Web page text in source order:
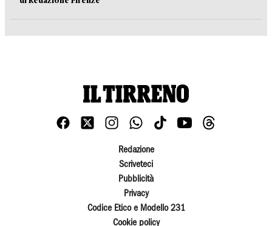
Redazione
Scriveteci
Pubblicità
Privacy
Codice Etico e Modello 231
Cookie policy